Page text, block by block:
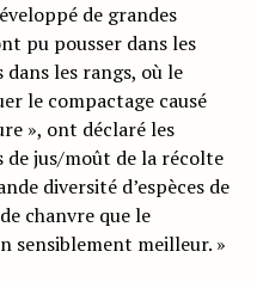
de grandes
pu pousser dans les
les rangs, où le
le compactage causé
», ont déclaré les
de jus/moût de la récolte
diversité d’espèces de
chanvre que le
meilleur. »